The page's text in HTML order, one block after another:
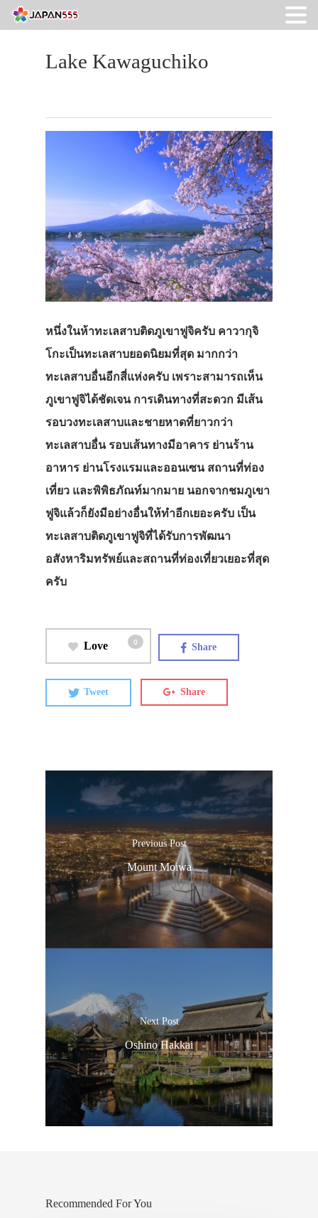
Lake Kawaguchiko
หนึ่งในห้าทะเลสาบติดภูเขาฟูจิครับ คาวากุจิ
โกะเป็นทะเลสาบยอดนิยมที่สุด มากกว่า
ทะเลสาบอื่นอีกสี่แห่งครับ เพราะสามารถเห็น
ภูเขาฟูจิได้ชัดเจน การเดินทางที่สะดวก มีเส้น
รอบวงทะเลสาบและชายหาดที่ยาวกว่า
ทะเลสาบอื่น รอบเส้นทางมีอาคาร ย่านร้าน
อาหาร ย่านโรงแรมและออนเซน สถานที่ท่อง
เที่ยว และพิพิธภัณท์มากมาย นอกจากชมภูเขา
ฟูจิแล้วก็ยังมีอย่างอื่นให้ทำอีกเยอะครับ เป็น
ทะเลสาบติดภูเขาฟูจิที่ได้รับการพัฒนา
อสังหาริมทรัพย์และสถานที่ท่องเที่ยวเยอะที่สุด
ครับ
Love 0 Share
Tweet Share
Previous Post
Mount Moiwa
Next Post
Oshino Hakkai
Recommended For You